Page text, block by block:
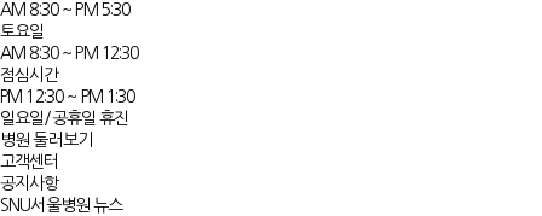
AM 8:30 ~ PM 5:30
토요일
AM 8:30 ~ PM 12:30
점심시간
PM 12:30 ~ PM 1:30
일요일/공휴일 휴진
병원 둘러보기
고객센터
공지사항
SNU서울병원 뉴스